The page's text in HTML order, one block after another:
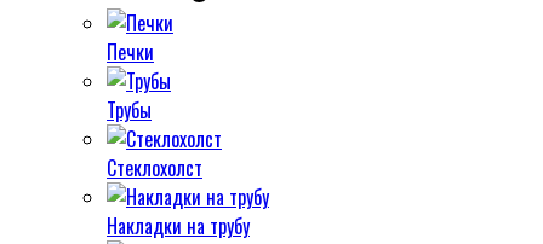
Печки
Трубы
Стеклохолст
Накладки на трубу